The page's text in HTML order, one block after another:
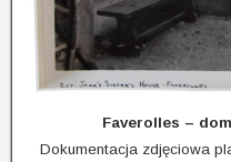
Faverolles –
Dokumentacja zdjęciowa